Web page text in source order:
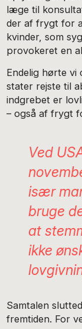
læge til
der af frygt for
kvinder, som
provokeret en
Endelig hørte vi
stater rejste til
indgrebet er
– også af frygt
Ved
især
bruge
at
ikke
Samtalen
fremtiden. For